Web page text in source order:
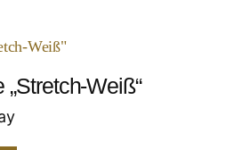
Weiß“